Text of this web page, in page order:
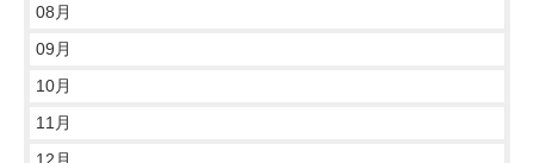
08月
09月
10月
11月
12月